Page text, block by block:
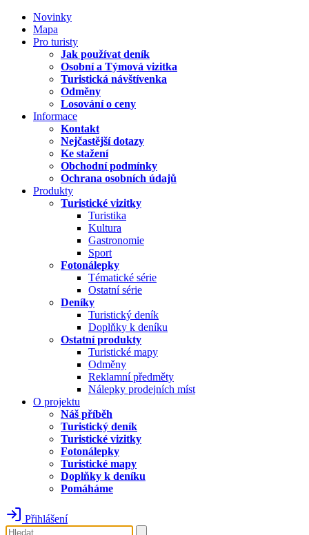
Novinky
Mapa
Pro turisty
Jak používat deník
Osobní a Týmová vizitka
Turistická návštívenka
Odměny
Losování o ceny
Informace
Kontakt
Nejčastější dotazy
Ke stažení
Obchodní podmínky
Ochrana osobních údajů
Produkty
Turistické vizitky
Turistika
Kultura
Gastronomie
Sport
Fotonálepky
Tématické série
Ostatní série
Deníky
Turistický deník
Doplňky k deníku
Ostatní produkty
Turistické mapy
Odměny
Reklamní předměty
Nálepky prodejních míst
O projektu
Náš příběh
Turistický deník
Turistické vizitky
Fotonálepky
Turistické mapy
Doplňky k deníku
Pomáháme
Přihlášení